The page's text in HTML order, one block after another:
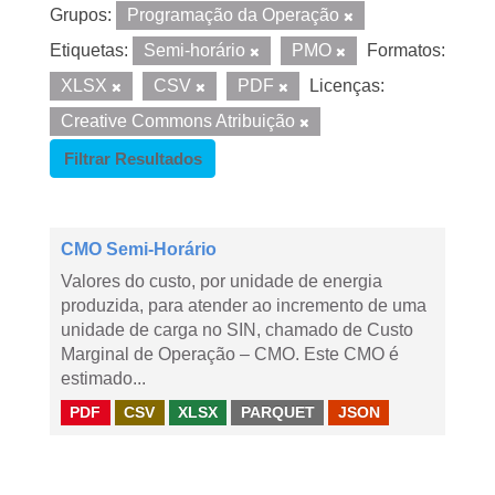
Grupos:
Programação da Operação
Etiquetas:
Semi-horário PMO
Formatos:
XLSX
CSV PDF
Licenças:
Creative Commons Atribuição
Filtrar Resultados
CMO Semi-Horário
Valores do custo, por unidade de energia
produzida, para atender ao incremento de uma
unidade de carga no SIN, chamado de Custo
Marginal de Operação – CMO. Este CMO é
estimado...
PDF CSV XLSX PARQUET JSON